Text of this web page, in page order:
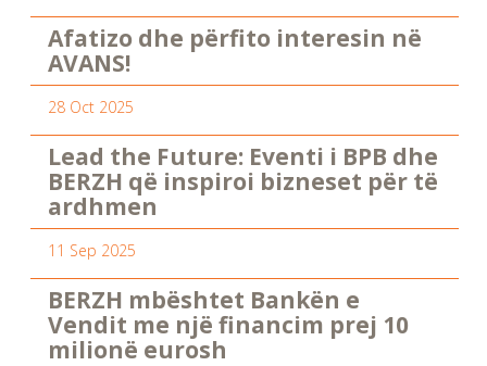
Afatizo dhe përfito interesin në
AVANS!
28 Oct 2025
Lead the Future: Eventi i BPB dhe
BERZH që inspiroi bizneset për të
ardhmen
11 Sep 2025
BERZH mbështet Bankën e
Vendit me një financim prej 10
milionë eurosh